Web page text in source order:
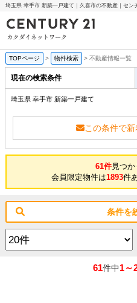
埼玉県 幸手市 新築一戸建て｜久喜市の不動産｜セン
TOPページ > 物件検索 > 不動産情報一覧
現在の検索条件
埼玉県 幸手市 新築一戸建て
この条件で
61件見つか
会員限定物件は1893件
条件を
61件中1～